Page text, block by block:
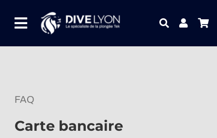
contenuToggle
Navigation
IDEES CADEAUX
FAQ
Carte bancaire